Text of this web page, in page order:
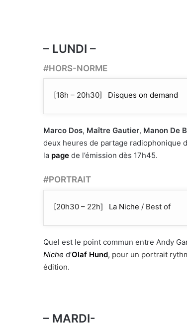
– LUNDI –
#HORS-NORME
[18h – 20h30] Disques on demand
Marco Dos, Maître Gautier, Manon De
deux heures de partage radiophonique
la page de l’émission dès 17h45.
#PORTRAIT
[20h30 – 22h] La Niche / Best of
Quel est le point commun entre Andy
Niche d’Olaf Hund, pour un portrait
édition.
– MARDI-